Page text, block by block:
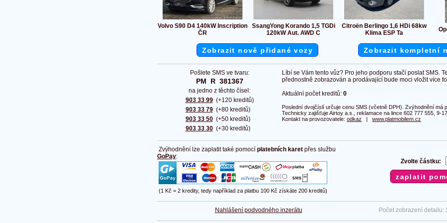
Volvo S90 D4 140kW Inscription
ČR
SsangYong Korando 1,5 TGDi
120kW Aut. AWD C
Citroën Berlingo 1,6 HDi 68kw
Klima ESP Ta
Zobrazit nově přidané vozy Zobrazit kompletní
Pošlete SMS ve tvaru:
PM  R  381367
na jedno z těchto čísel:
903 33 99
903 33 79
903 33 50
903 33 30
(+120 kreditů)
(+80 kreditů)
(+50 kreditů)
(+30 kreditů)
Líbí se Vám tento vůz? Pro jeho podporu stačí poslat SMS.
přednostně zobrazován a prodávající bude moci vložit více
Aktuální počet kreditů: 0
Poslední dvojčíslí určuje cenu SMS (včetně DPH). Zvýhodnění má
Technicky zajišťuje Airtoy a.s., reklamace na lince 602 777 555, 9-
Kontakt na provozovatele: odkaz | www.platmobilem.cz
Zvýhodnění lze zaplatit také pomocí platebních karet přes službu
GoPay:
(1 Kč = 2 kredity, tedy například za platbu 100 Kč získáte 200 kreditů)
Zvolte částku:
Nahlášení podvodného inzerátu Počet zobrazení detailu: